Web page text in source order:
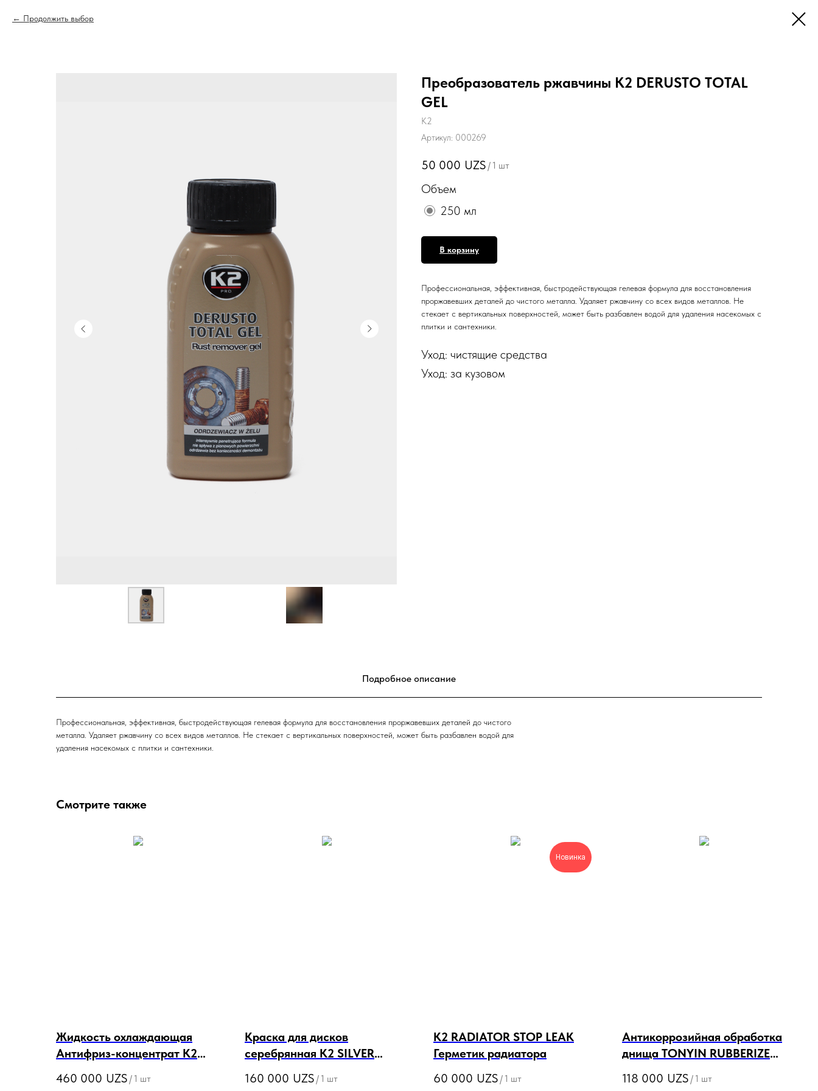
Продолжить выбор
Преобразователь ржавчины K2 DERUSTO TOTAL
GEL
K2
Артикул: 000269
50 000 UZS / 1 шт
Объем
250 мл
В корзину
Профессиональная, эффективная, быстродействующая гелевая формула для восстановления
проржавевших деталей до чистого металла. Удаляет ржавчину со всех видов металлов. Не
стекает с вертикальных поверхностей, может быть разбавлен водой для удаления насекомых с
плитки и сантехники.
Уход: чистящие средства
Уход: за кузовом
Подробное описание
Профессиональная, эффективная, быстродействующая гелевая формула для восстановления проржавевших деталей до чистого
металла. Удаляет ржавчину со всех видов металлов. Не стекает с вертикальных поверхностей, может быть разбавлен водой для
удаления насекомых с плитки и сантехники.
Смотрите также
Жидкость охлаждающая
Антифриз-концентрат K2
G12/G12+
460 000 UZS / 1 шт
Краска для дисков
серебрянная K2 SILVER
160 000 UZS / 1 шт
Новинка
K2 RADIATOR STOP LEAK
Герметик радиатора
60 000 UZS / 1 шт
Антикоррозийная обработка
днища TONYIN RUBBERIZED
BASED)
118 000 UZS / 1 шт